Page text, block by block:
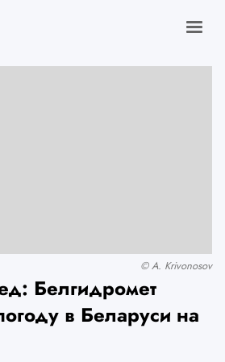
© A. Krivonosov
Белгидромет
в Беларуси на